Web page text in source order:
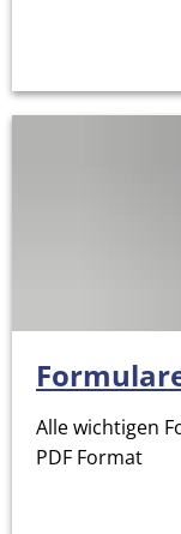
Alle wichtigen
PDF Format